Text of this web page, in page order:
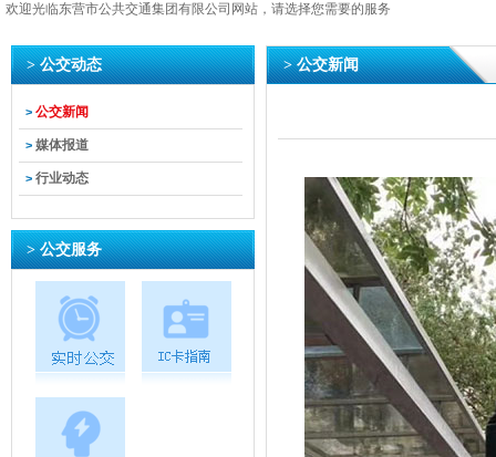
欢迎光临东营市公共交通集团有限公司网站，请选择您需要的服务
> 公交动态
> 公交新闻
> 媒体报道
> 行业动态
> 公交服务
> 公交新闻